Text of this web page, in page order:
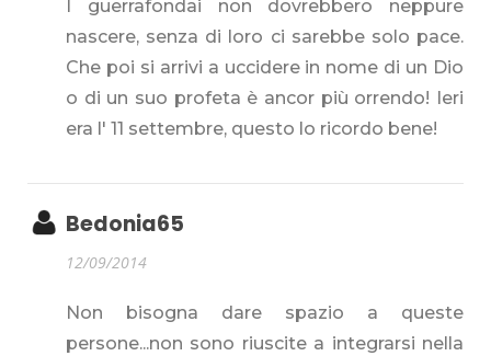
I guerrafondai non dovrebbero neppure
nascere, senza di loro ci sarebbe solo pace.
Che poi si arrivi a uccidere in nome di un Dio
o di un suo profeta è ancor più orrendo! Ieri
era l' 11 settembre, questo lo ricordo bene!
Bedonia65
12/09/2014
Non bisogna dare spazio a queste
persone...non sono riuscite a integrarsi nella